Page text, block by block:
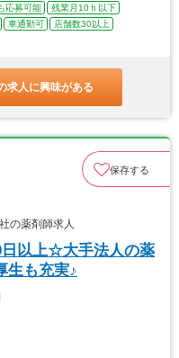
応募可能
残業月10ｈ以下
車通勤可
店舗数30以上
求人に興味がある
保存する
の薬剤師求人
日以上☆大手法人の薬
生も充実♪